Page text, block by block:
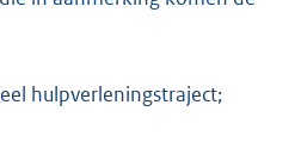
hulpverleningstraject;